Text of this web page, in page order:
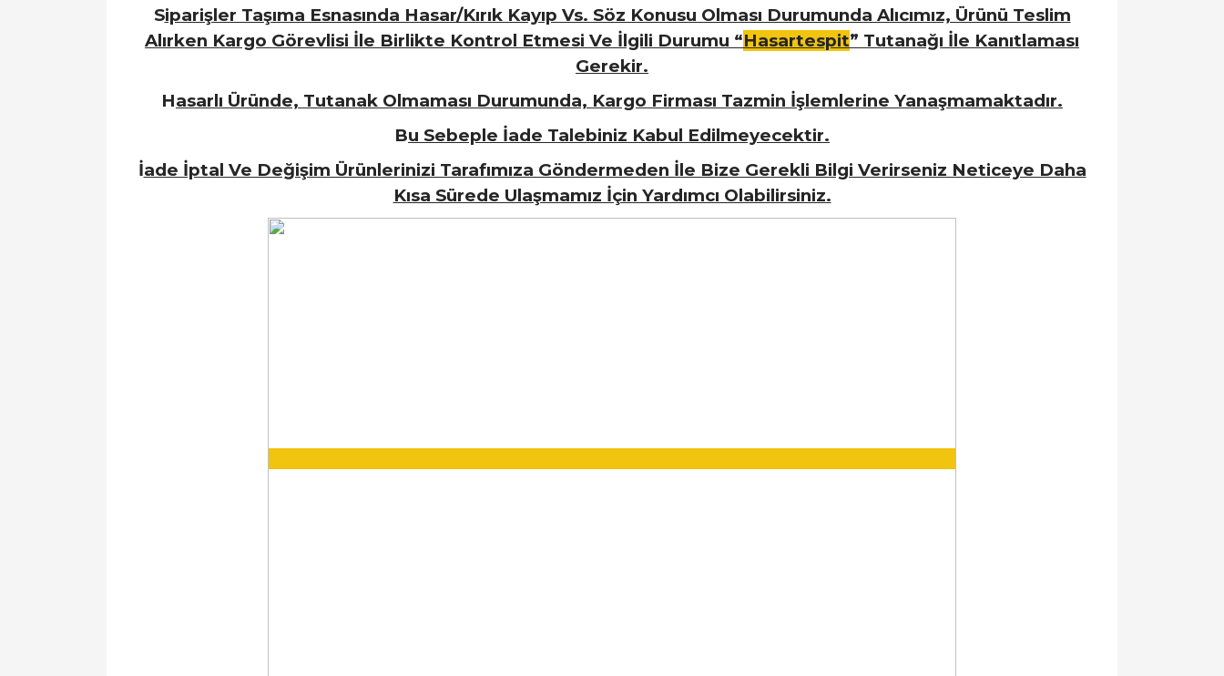
Siparişler Taşıma Esnasında Hasar/Kırık Kayıp Vs. Söz Konusu Olması Durumunda Alıcımız, Ürünü Teslim
Alırken Kargo Görevlisi İle Birlikte Kontrol Etmesi Ve İlgili Durumu “Hasartespit” Tutanağı İle Kanıtlaması
Gerekir.
Hasarlı Üründe, Tutanak Olmaması Durumunda, Kargo Firması Tazmin İşlemlerine Yanaşmamaktadır.
Bu Sebeple İade Talebiniz Kabul Edilmeyecektir.
İade İptal Ve Değişim Ürünlerinizi Tarafımıza Göndermeden İle Bize Gerekli Bilgi Verirseniz Neticeye Daha
Kısa Sürede Ulaşmamız İçin Yardımcı Olabilirsiniz.